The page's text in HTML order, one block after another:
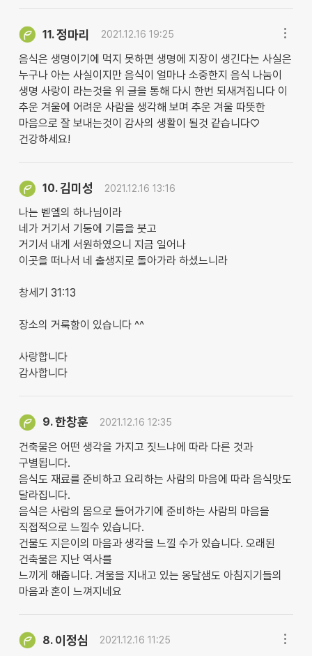
11.정마리 2021.12.16 19:25
음식은 생명이기에 먹지 못하면 생명에 지장이 생긴다는 사실은
누구나 아는 사실이지만 음식이 얼마나 소중한지 음식 나눔이
생명 사랑이 라는것을 위 글을 통해 다시 한번 되새겨집니다 이
추운 겨울에 어려운 사람을 생각해 보며 추운 겨울 따뜻한
마음으로 잘 보내는것이 감사의 생활이 될것 같습니다♡
건강하세요!
10.김미성 2021.12.16 13:16
나는 벧엘의 하나님이라
네가 거기서 기둥에 기름을 붓고
거기서 내게 서원하였으니 지금 일어나
이곳을 떠나서 네 출생지로 돌아가라 하셨느니라
창세기 31:13
장소의 거룩함이 있습니다 ^^
사랑합니다
감사합니다
9.한창훈 2021.12.16 12:35
건축물은 어떤 생각을 가지고 짓느냐에 따라 다른 것과
구별됩니다.
음식도 재료를 준비하고 요리하는 사람의 마음에 따라 음식맛도
달라집니다.
음식은 사람의 몸으로 들어가기에 준비하는 사람믜 마음을
직접적으로 느낄수 있습니다.
건물도 지은이의 마음과 생각을 느낄 수가 있습니다. 오래된
건축물은 지난 역사를
느끼게 해줍니다. 겨울을 지내고 있는 옹달샘도 아침지기들의
마음과 혼이 느껴지네요
8. 이정심 2021.12.16 11:25